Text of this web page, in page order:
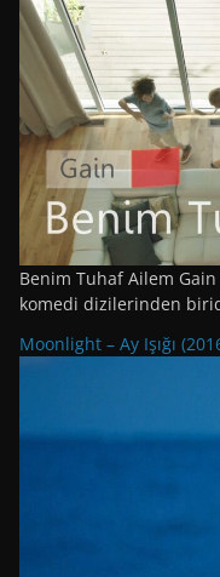
Benim Tuhaf Ailem
komedi dizilerinden
Moonlight – Ay Işığı